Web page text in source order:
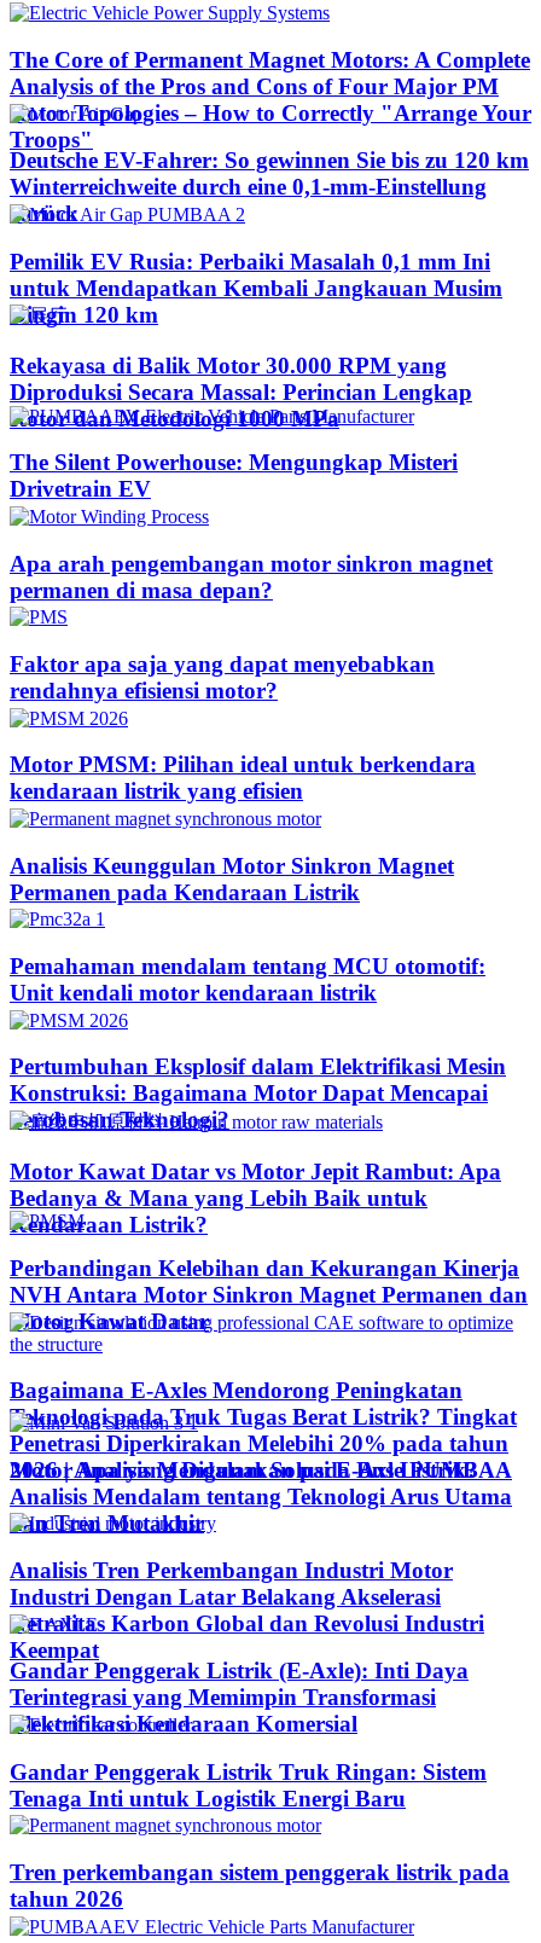
The Core of Permanent Magnet Motors: A Complete
Analysis of the Pros and Cons of Four Major PM
Rotor Topologies – How to Correctly "Arrange Your
Troops"
Deutsche EV-Fahrer: So gewinnen Sie bis zu 120 km
Winterreichweite durch eine 0,1-mm-Einstellung
zurück
Pemilik EV Rusia: Perbaiki Masalah 0,1 mm Ini
untuk Mendapatkan Kembali Jangkauan Musim
Dingin 120 km
Rekayasa di Balik Motor 30.000 RPM yang
Diproduksi Secara Massal: Perincian Lengkap
Rotor dan Metodologi 1000 MPa
The Silent Powerhouse: Mengungkap Misteri
Drivetrain EV
Apa arah pengembangan motor sinkron magnet
permanen di masa depan?
Faktor apa saja yang dapat menyebabkan
rendahnya efisiensi motor?
Motor PMSM: Pilihan ideal untuk berkendara
kendaraan listrik yang efisien
Analisis Keunggulan Motor Sinkron Magnet
Permanen pada Kendaraan Listrik
Pemahaman mendalam tentang MCU otomotif:
Unit kendali motor kendaraan listrik
Pertumbuhan Eksplosif dalam Elektrifikasi Mesin
Konstruksi: Bagaimana Motor Dapat Mencapai
Terobosan Teknologi?​
Motor Kawat Datar vs Motor Jepit Rambut: Apa
Bedanya & Mana yang Lebih Baik untuk
Kendaraan Listrik?
Perbandingan Kelebihan dan Kekurangan Kinerja
NVH Antara Motor Sinkron Magnet Permanen dan
Motor Kawat Datar
Bagaimana E-Axles Mendorong Peningkatan
Teknologi pada Truk Tugas Berat Listrik? Tingkat
Penetrasi Diperkirakan Melebihi 20% pada tahun
2026 | Analisis Mendalam Solusi E-Axle PUMBAA
Motor Apa yang Digunakan pada Bus Listrik?
Analisis Mendalam tentang Teknologi Arus Utama
dan Tren Mutakhir
Analisis Tren Perkembangan Industri Motor
Industri Dengan Latar Belakang Akselerasi
Netralitas Karbon Global dan Revolusi Industri
Keempat
Gandar Penggerak Listrik (E-Axle): Inti Daya
Terintegrasi yang Memimpin Transformasi
Elektrifikasi Kendaraan Komersial
Gandar Penggerak Listrik Truk Ringan: Sistem
Tenaga Inti untuk Logistik Energi Baru
Tren perkembangan sistem penggerak listrik pada
tahun 2026